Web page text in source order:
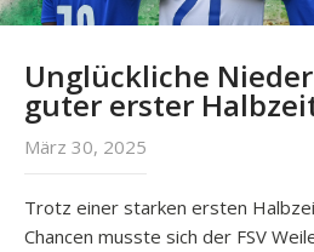
Unglückliche
guter erster
März 30, 2025
Trotz einer starken ersten
Chancen musste sich der FSV